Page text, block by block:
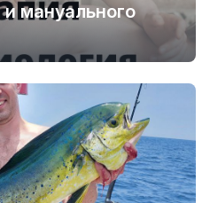
мануального